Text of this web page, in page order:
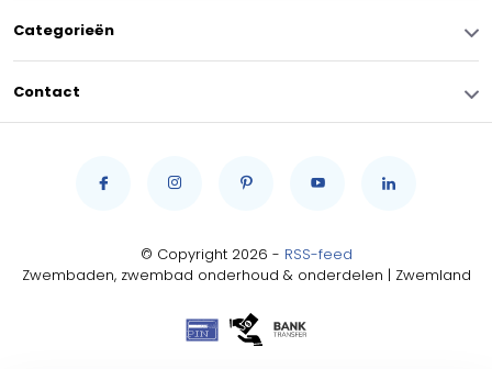
Categorieën
Contact
© Copyright 2026 - RSS-feed
Zwembaden, zwembad onderhoud & onderdelen | Zwemland